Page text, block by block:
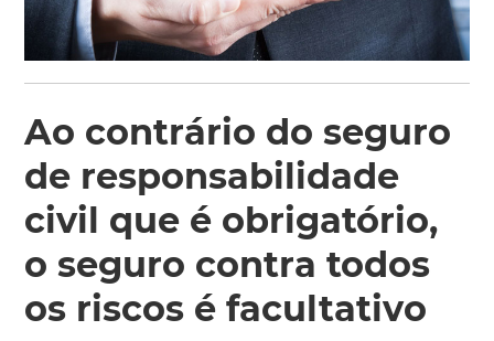
Ao contrário do seguro
de responsabilidade
civil que é obrigatório,
o seguro contra todos
os riscos é facultativo